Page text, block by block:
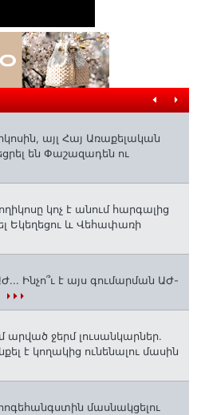
այլ Հայ Առաքելական
են Փաշազադեն ու
կոչ է անում հարգալից
Եկեղեցու և Վեհափառի
Ինչո՞ւ է այս գումարման ԱԺ-
արված ջերմ լուսանկարներ.
է կողակից ունենալու մասին
մասնակցելու